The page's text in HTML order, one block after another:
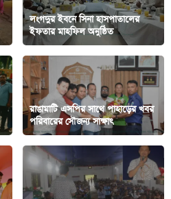
লংগদুর ইবনে সিনা হাসপাতালের
ইফতার মাহফিল অনুষ্ঠিত
রাঙামাটি এসপির সাথে পাহাড়ের খবর
পরিবারের সৌজন্য সাক্ষাৎ